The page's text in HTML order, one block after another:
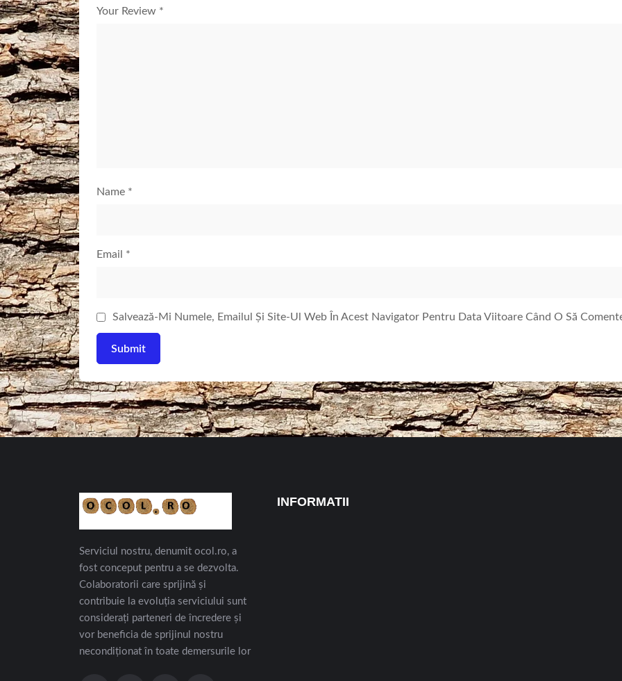
Your Review *
Name *
Email *
Salvează-Mi Numele, Emailul Și Site-Ul Web În Acest Navigator Pentru Data Viitoare Când O Să
Serviciul nostru, denumit ocol.ro, a
fost conceput pentru a se dezvolta.
Colaboratorii care sprijină și
contribuie la evoluția serviciului sunt
considerați parteneri de încredere și
vor beneficia de sprijinul nostru
necondiționat în toate demersurile lor
INFORMATII